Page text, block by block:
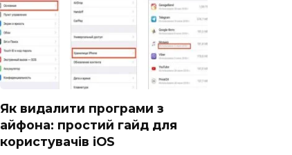
Як видалити програми з
айфона: простий гайд для
користувачів iOS